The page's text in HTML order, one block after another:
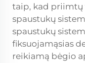
taip, kad priimtų
spaustukų
spaustukų
fiksuojamąsias
reikiamą bėgio